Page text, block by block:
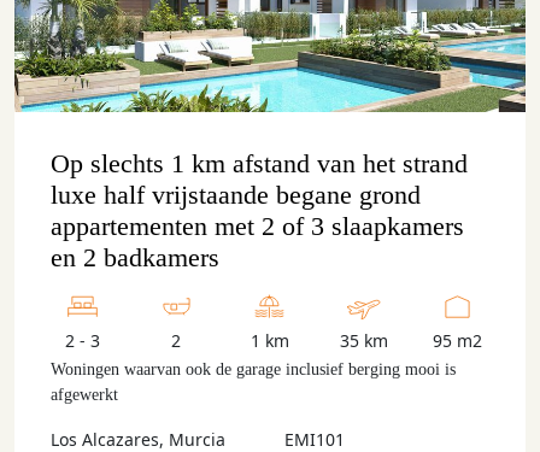
Op slechts 1 km afstand van het strand
luxe half vrijstaande begane grond
appartementen met 2 of 3 slaapkamers
en 2 badkamers
2 - 3 2 1 km 35 km 95 m2
Woningen waarvan ook de garage inclusief berging mooi is
afgewerkt
Los Alcazares, Murcia EMI101